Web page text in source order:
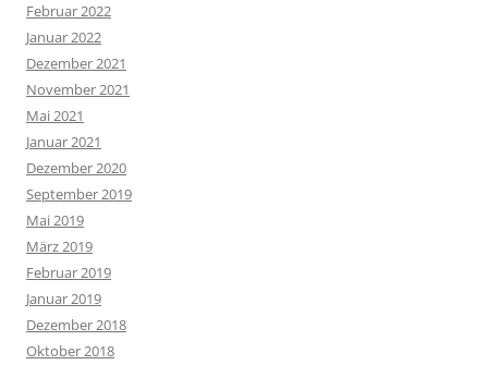
Februar 2022
Januar 2022
Dezember 2021
November 2021
Mai 2021
Januar 2021
Dezember 2020
September 2019
Mai 2019
März 2019
Februar 2019
Januar 2019
Dezember 2018
Oktober 2018